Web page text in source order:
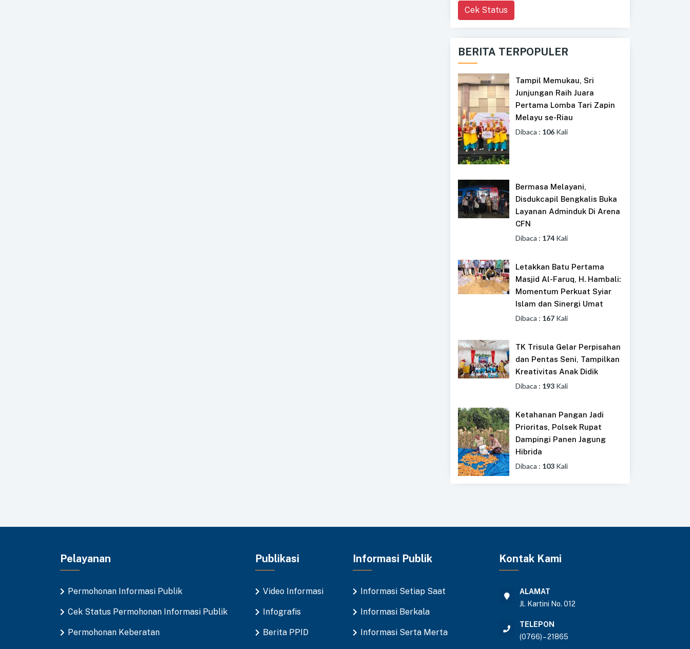
Cek Status
BERITA TERPOPULER
Tampil Memukau, Sri
Junjungan Raih Juara
Pertama Lomba Tari Zapin
Melayu se-Riau
Dibaca : 106 Kali
Bermasa Melayani,
Disdukcapil Bengkalis Buka
Layanan Adminduk Di Arena
CFN
Dibaca : 174 Kali
Letakkan Batu Pertama
Masjid Al-Faruq, H. Hambali:
Momentum Perkuat Syiar
Islam dan Sinergi Umat
Dibaca : 167 Kali
TK Trisula Gelar Perpisahan
dan Pentas Seni, Tampilkan
Kreativitas Anak Didik
Dibaca : 193 Kali
Ketahanan Pangan Jadi
Prioritas, Polsek Rupat
Dampingi Panen Jagung
Hibrida
Dibaca : 103 Kali
Pelayanan
Permohonan Informasi Publik
Cek Status Permohonan Informasi Publik
Permohonan Keberatan
Publikasi
Video Informasi
Infografis
Berita PPID
Informasi Publik
Informasi Setiap Saat
Informasi Berkala
Informasi Serta Merta
Kontak Kami
ALAMAT
Jl. Kartini No. 012
TELEPON
(0766) – 21865